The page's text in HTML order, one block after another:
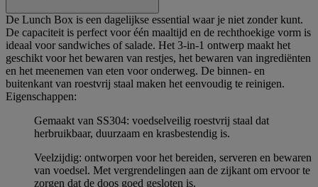
De Lunch Box is een dagelijkse essential waar je niet zonder kunt.
De capaciteit is perfect voor één maaltijd en de rechthoekige vorm is
ideaal voor sandwiches of salade. Het 3-in-1 ontwerp maakt het
geschikt voor het bewaren van restjes, het bewaren van ingrediënten
en het meenemen van eten voor onderweg. De binnen- en
buitenkant van roestvrij staal maken het eenvoudig te reinigen.
Eigenschappen:
Gemaakt van SS304: voedselveilig roestvrij staal dat
herbruikbaar, duurzaam en krasbestendig is.
Veelzijdig: ontworpen voor het bereiden, serveren en bewaren
van voedsel. Met vergrendelingen aan de zijkant om ervoor te
zorgen dat de doos goed gesloten is.